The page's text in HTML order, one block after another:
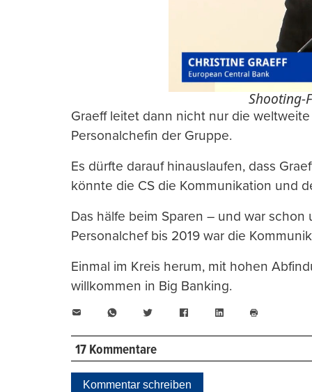
Shooting-
Graeff leitet dann nicht nur die
Personalchefin der Gruppe.
Es dürfte darauf hinauslaufen, dass
könnte die CS die Kommunikation und
Das hälfe beim Sparen – und war
Personalchef bis 2019 war die
Einmal im Kreis herum, mit hohen
willkommen in Big Banking.
WhatsAppTwitter FacebookLinkedIn
drucken
17 Kommentare
Kommentar schreiben